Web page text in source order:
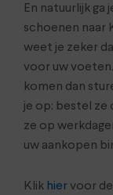
En natuurlijk ga
schoenen naar
weet je zeker
voor uw
komen dan
je op: bestel ze
ze op
uw aankopen
Klik hiervoor